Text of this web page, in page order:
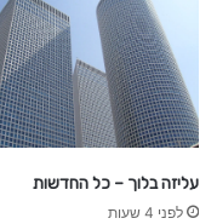
ב
ר
ש
ת
עליזה בלוך – כל החדשות
לפני 4 שעות